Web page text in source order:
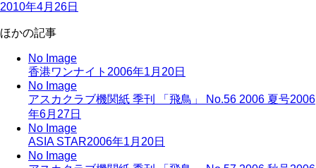
2010年4月26日
ほかの記事
No Image
香港ワンナイト 2006年1月20日
No Image
アスカクラブ機関紙 季刊 「飛鳥」 No.56 2006 夏号2006
年6月27日
No Image
ASIA STAR2006年1月20日
No Image